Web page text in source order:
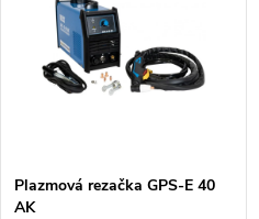
Plazmová rezačka GPS-E 40
AK